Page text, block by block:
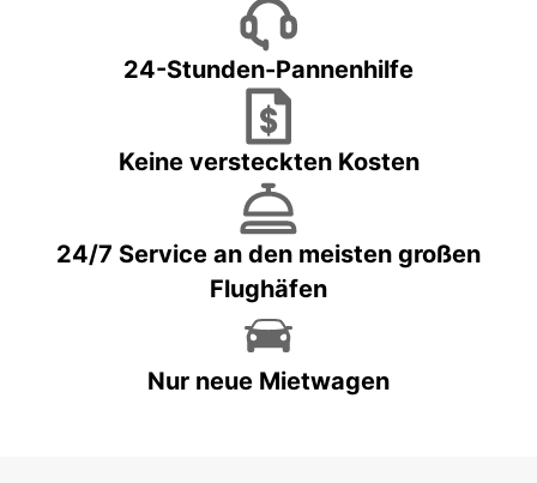
24-Stunden-Pannenhilfe
Keine versteckten Kosten
24/7 Service an den meisten großen
Flughäfen
Nur neue Mietwagen